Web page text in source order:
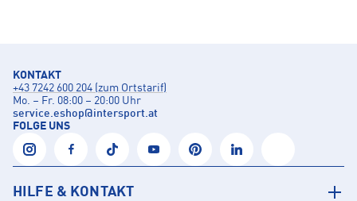
KONTAKT
+43 7242 600 204 (zum Ortstarif)
Mo. – Fr. 08:00 – 20:00 Uhr
service.eshop@intersport.at
FOLGE UNS
HILFE & KONTAKT